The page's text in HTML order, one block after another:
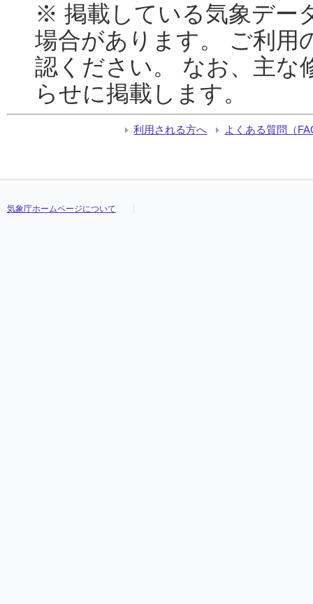
※ 掲載している気象デー
場合があります。 ご利用
認ください。 なお、主な
らせに掲載します。
利用される方へ よくある質問（
気象庁ホームページについて